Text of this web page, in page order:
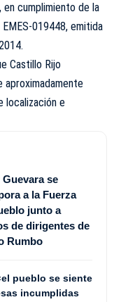
, en cumplimiento de la
019448, emitida
Castillo Rijo
aproximadamente
localización e
Guevara se
a la Fuerza
junto a
de dirigentes de
Rumbo
pueblo se siente
incumplidas